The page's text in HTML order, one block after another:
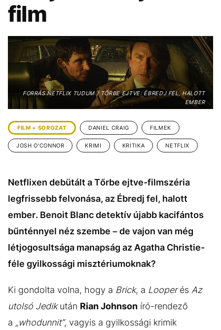
KÖZÉLET UTAZÁS
ÉLETMÓD
BESZÉLGETÉSEK ARCOK
VIDEÓ TÖRTÉNETEK
GASZTRO
film
FORRÁS NETFLIX TUDUM / TŐRBE EJTVE: ÉBREDJ FEL, HALOTT
EMBER
FILM + SOROZAT DANIEL CRAIG FILMEK
JOSH O'CONNOR KRIMI KRITIKA NETFLIX
Netflixen debütált a Tőrbe ejtve-filmszéria
legfrissebb felvonása, az Ébredj fel, halott
ember. Benoit Blanc detektív újabb kacifántos
bűnténnyel néz szembe – de vajon van még
létjogosultsága manapság az Agatha Christie-
féle gyilkossági misztériumoknak?
Ki gondolta volna, hogy a Brick, a Looperés Az
utolsó Jedikután Rian Johnson író-rendező
a „whodunnit”, vagyis a gyilkossági krimik